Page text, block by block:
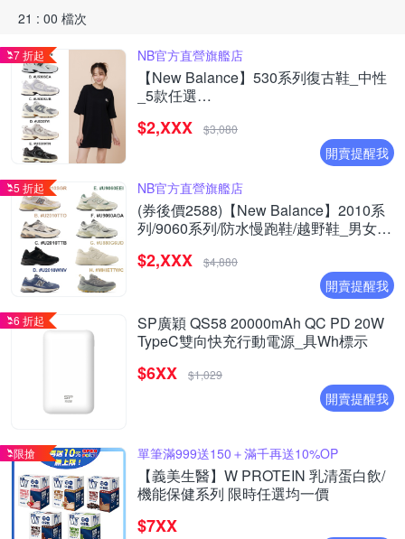
21 : 00 檔次
7 折起 NB官方直營旗艦店
【New Balance】530系列復古鞋_中性
_5款任選
$2,XXX $3,080
開賣提醒我
5 折起 NB官方直營旗艦店
(券後價2588)【New Balance】2010系
列/9060系列/防水慢跑鞋/越野鞋_男女_8
$2,XXX $4,880
開賣提醒我
6 折起
SP廣穎 QS58 20000mAh QC PD 20W
TypeC雙向快充行動電源_具Wh標示
$6XX $1,029
開賣提醒我
限搶 單筆滿999送150＋滿千再送10%OP
【義美生醫】W PROTEIN 乳清蛋白飲/
機能保健系列 限時任選均一價
$7XX